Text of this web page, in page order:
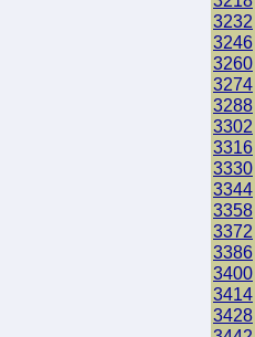
3232
3246
3260
3274
3288
3302
3316
3330
3344
3358
3372
3386
3400
3414
3428